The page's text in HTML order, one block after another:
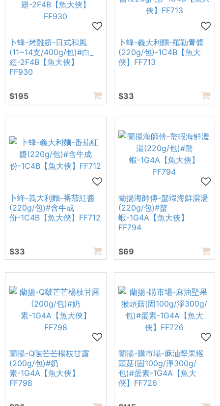
卜蜂-烤雞翅-日式和風
(11~14支/400g/包)#白_
翅-2F4B【魚大俠】
FF930
$195
卜蜂-義大利麵-羅勒青醬
(220g/包)-1C4B【魚大
俠】FF713
$33
卜蜂-義大利麵-番茄紅醬
(220g/包)#含牛成
份-1C4B【魚大俠】FF712
$33
蘭揚海師傅-螯蝦海鮮濃湯
(220g/包)#螯
蝦-1G4A【魚大俠】
FF794
$69
蘭揚-Q啵芒芒楊枝甘露
(200g/包)#奶
素-1G4A【魚大俠】
FF798
蘭揚-購市場-麻油堅果猴
頭菇(固100g/淨300g/
包)#蛋素-1G4A【魚大
俠】FF726